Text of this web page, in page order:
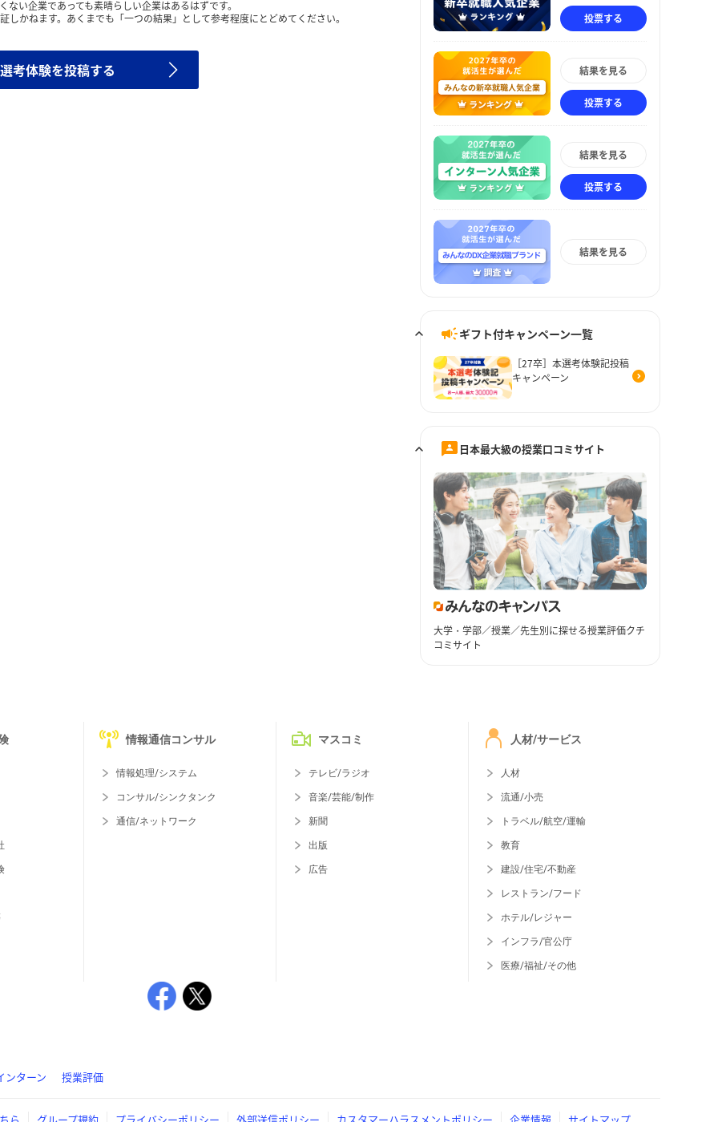
い企業であっても素晴らしい企業はあるはずです。
かねます。あくまでも「一つの結果」として参考程度にとどめてください。
考体験を投稿する
投票する
結果を見る
投票する
結果を見る
投票する
結果を見る
ギフト付キャンペーン一覧
［27卒］本選考体験記投稿
キャンペーン
日本最大級の授業口コミサイト
大学・学部／授業／先生別に探せる授業評価クチ
コミサイト
情報通信コンサル
情報処理/システム
コンサル/シンクタンク
通信/ネットワーク
マスコミ
テレビ/ラジオ
音楽/芸能/制作
新聞
出版
広告
人材/サービス
人材
流通/小売
トラベル/航空/運輸
教育
建設/住宅/不動産
レストラン/フード
ホテル/レジャー
インフラ/官公庁
医療/福祉/その他
ンターン 授業評価